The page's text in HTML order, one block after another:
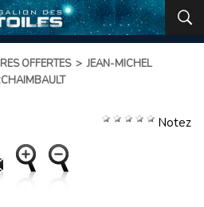
OFFERTES > JEAN-MICHEL
Notez